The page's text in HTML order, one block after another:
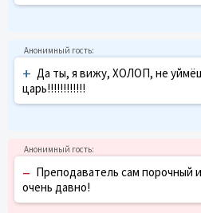
+ Да ты, я вижу, ХОЛОП, не
царь!!!!!!!!!!!!
– Преподаватель сам порочный
очень давно!